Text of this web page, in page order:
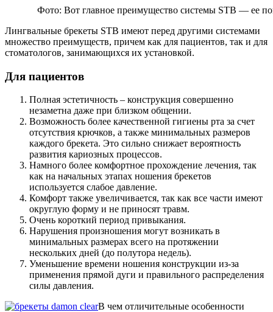
Фото: Вот главное преимущество системы STB — ее
Лингвальные брекеты STB имеют перед другими системами
множество преимуществ, причем как для пациентов, так и для
стоматологов, занимающихся их установкой.
Для пациентов
Полная эстетичность – конструкция совершенно
незаметна даже при близком общении.
Возможность более качественной гигиены рта за счет
отсутствия крючков, а также минимальных размеров
каждого брекета. Это сильно снижает вероятность
развития кариозных процессов.
Намного более комфортное прохождение лечения, так
как на начальных этапах ношения брекетов
используется слабое давление.
Комфорт также увеличивается, так как все части имеют
округлую форму и не приносят травм.
Очень короткий период привыкания.
Нарушения произношения могут возникать в
минимальных размерах всего на протяжении
нескольких дней (до полутора недель).
Уменьшение времени ношения конструкции из-за
применения прямой дуги и правильного распределения
силы давления.
В чем отличительные особенности